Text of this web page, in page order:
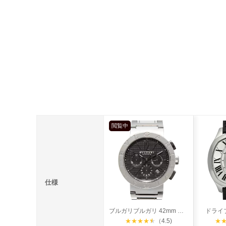
仕様
閲覧中
ブルガリブルガリ 42mm クロノグラフ
★★★★★ （4.5)
ドラ
★